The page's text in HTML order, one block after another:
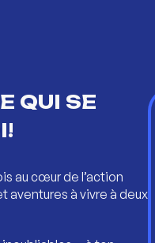
QUI SE
au cœur de l’action
aventures à vivre à deux